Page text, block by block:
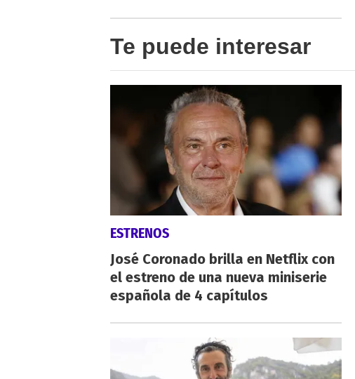
Te puede interesar
ESTRENOS
José Coronado brilla en Netflix con
el estreno de una nueva miniserie
española de 4 capítulos